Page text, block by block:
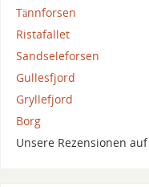
Tännforsen
Ristafallet
Sandseleforsen
Gullesfjord
Gryllefjord
Borg
Unsere Rezensionen auf